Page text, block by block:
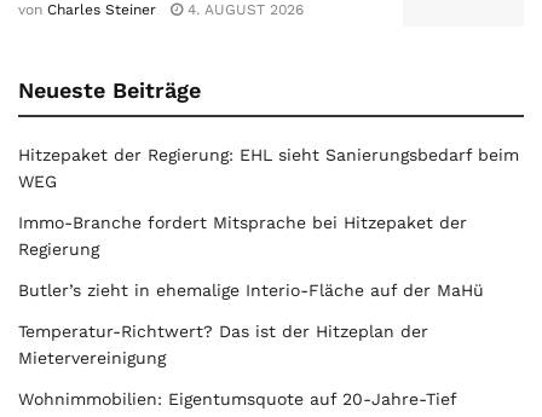
von Charles Steiner 4. AUGUST 2026
Neueste Beiträge
Hitzepaket der Regierung: EHL sieht Sanierungsbedarf beim
WEG
Immo-Branche fordert Mitsprache bei Hitzepaket der
Regierung
Butler’s zieht in ehemalige Interio-Fläche auf der MaHü
Temperatur-Richtwert? Das ist der Hitzeplan der
Mietervereinigung
Wohnimmobilien: Eigentumsquote auf 20-Jahre-Tief